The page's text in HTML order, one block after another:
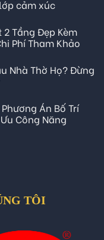
cảm xúc
2 Tầng Đẹp Kèm
Phí Tham Khảo
Nhà Thờ Họ? Đừng
Án Bố Trí
Công Năng
TÔI